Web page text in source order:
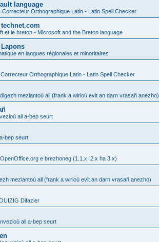
language
Correcteur Orthographique Latin - Latin Spell Checker
et le breton - Microsoft and the Breton language
en langues régionales et minoritaires
Orthographique Latin - Latin Spell Checker
meziantoù all (frank a wirioù evit an darn vrasañ anezho)
all a-bep seurt
bep seurt
e brezhoneg (1.1.x, 2.x ha 3.x)
meziantoù all (frank a wirioù evit an darn vrasañ anezho)
Difazier
all a-bep seurt